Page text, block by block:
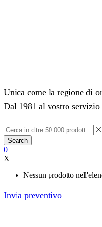
Unica come la regione di
Dal 1981 al vostro servizio
Search
0
X
Nessun prodotto
Invia preventivo